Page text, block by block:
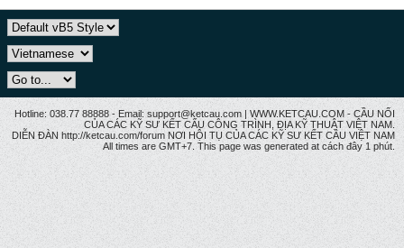
Hotline: 038.77 88888 - Email: support@ketcau.com | WWW.KETCAU.COM - CẦU NỐI
CỦA CÁC KỸ SƯ KẾT CẤU CÔNG TRÌNH, ĐỊA KỸ THUẬT VIỆT NAM.
DIỄN ĐÀN http://ketcau.com/forum NƠI HỘI TỤ CỦA CÁC KỸ SƯ KẾT CÂU VIỆT NAM
All times are GMT+7. This page was generated at cách đây 1 phút.